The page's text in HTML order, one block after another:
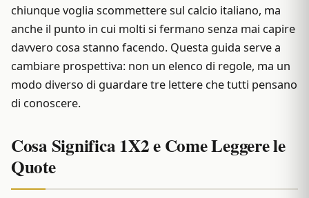
chiunque voglia scommettere sul calcio italiano, ma
anche il punto in cui molti si fermano senza mai capire
davvero cosa stanno facendo. Questa guida serve a
cambiare prospettiva: non un elenco di regole, ma un
modo diverso di guardare tre lettere che tutti pensano
di conoscere.
Cosa Significa 1X2 e Come Leggere le
Quote